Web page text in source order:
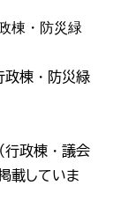
棟・防災緑
政棟・議会
載していま